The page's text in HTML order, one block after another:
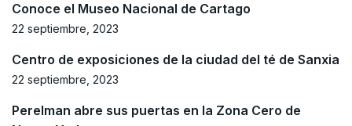
Conoce el Museo Nacional de Cartago
22 septiembre, 2023
Centro de exposiciones de la ciudad del té de Sanxia
22 septiembre, 2023
Perelman abre sus puertas en la Zona Cero de